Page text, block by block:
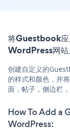
将Guestbook
WordPress网站
创建自定义的
的样式和颜色，并
面，帖子，侧边栏
How To Add a
WordPress: